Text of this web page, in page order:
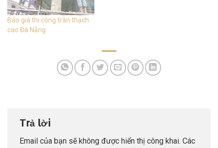
Báo giá thi công trần thạch
cao Đà Nẵng
Trả lời
Email của bạn sẽ không được hiển thị công khai. Các